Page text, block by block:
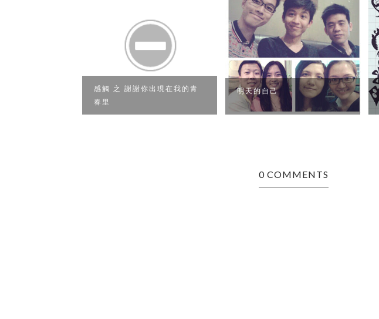
感觸 之 謝謝你出現在我的青
春里
明天的自己
0 COMMENTS